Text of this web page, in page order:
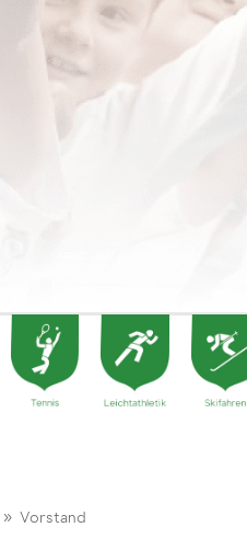
9 Vorstand